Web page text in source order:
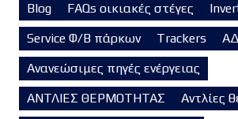
Blog FAQs οικιακές στέγες
Service Φ/Β πάρκων
Trackers
Ανανεώσιμες πηγές ενέργειας
ΑΝΤΛΙΕΣ ΘΕΡΜΟΤΗΤΑΣ
Αντλίες